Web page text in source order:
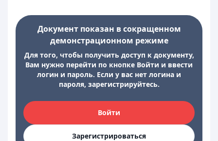
Документ показан в сокращенном
демонстрационном режиме
Для того, чтобы получить доступ к документу,
Вам нужно перейти по кнопке Войти и ввести
логин и пароль. Если у вас нет логина и
пароля, зарегистрируйтесь.
Войти
Зарегистрироваться